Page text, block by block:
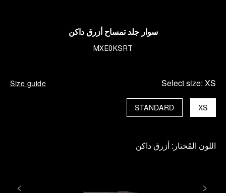
سوار جلد تمساح أزرق داكن
MXE0KSRT
Select size: XS
Size guide
XS
STANDARD
اللون المُختار: أزرق داكن